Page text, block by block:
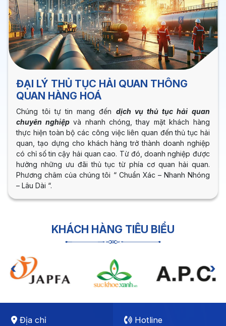
ĐẠI LÝ THỦ TỤC HẢI QUAN THÔNG
QUAN HÀNG HOÁ
Chúng tôi tự tin mang đến dịch vụ thủ tục hải quan
chuyên nghiệpvà nhanh chóng, thay mặt khách hàng
thực hiện toàn bộ các công việc liên quan đến thủ tục hải
quan, tạo dựng cho khách hàng trở thành doanh nghiệp
có chỉ số tin cậy hải quan cao. Từ đó, doanh nghiệp được
hưởng những ưu đãi thủ tục từ phía cơ quan hải quan.
Phương châm của chúng tôi “ Chuẩn Xác – Nhanh Nhóng
– Lâu Dài “.
KHÁCH HÀNG TIÊU BIỂU
Địa chỉ Hotline